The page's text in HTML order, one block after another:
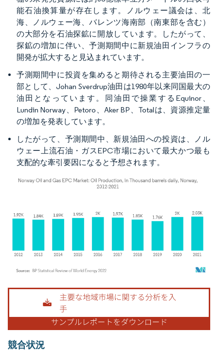
能石油換算量が存在します。ノルウェー議会は、北
海、ノルウェー海、バレンツ海南部（南東部を含む）
の大部分を石油探鉱に開放しています。したがって、
探鉱の増加に伴い、予測期間中に新規油田インフラの
開発が拡大すると見込まれています。
予測期間中に投資を集めると期待される主要油田の一
部として、Johan Sverdrup油田は1980年以来同国最大の
油田となっています。同油田で操業するEquinor、
Lundin Norway、Petoro、Aker BP、Totalは、資源推定量
の増加を発表しています。
したがって、予測期間中、新規油田への投資は、ノル
ウェー上流石油・ガスEPC市場において最大かつ最も
支配的な牽引要因になると予想されます。
画像 © Mordor Intelligence。再利用にはCC BY 4.0の表示が必要です。
競合状況